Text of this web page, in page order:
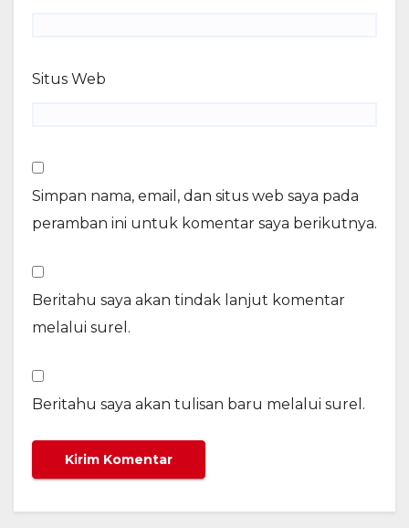
Situs Web
Simpan nama, email, dan situs web saya pada
peramban ini untuk komentar saya berikutnya.
Beritahu saya akan tindak lanjut komentar
melalui surel.
Beritahu saya akan tulisan baru melalui surel.